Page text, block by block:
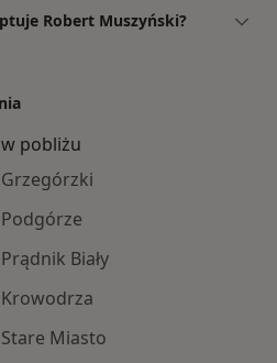
Robert Muszyński?
pobliżu
Biały
Miasto